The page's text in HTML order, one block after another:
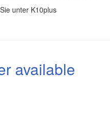
unter K10plus
available